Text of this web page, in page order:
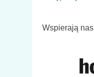
Wspierają nas